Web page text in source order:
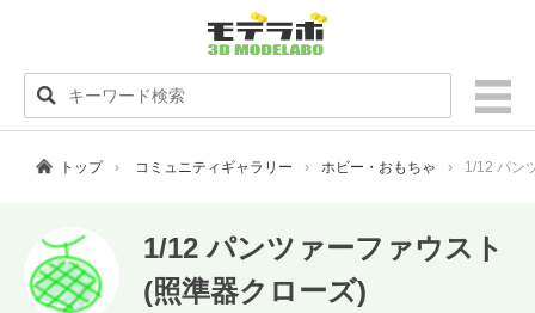
トップ コミュニティギャラリー ホビー・おもちゃ 1/12 パン
1/12 パンツァーファウスト
(照準器クローズ)